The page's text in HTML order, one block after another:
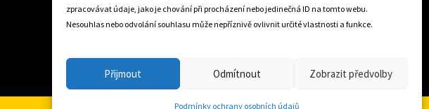
zpracovávat údaje, jako je chování při procházení nebo jedinečná ID na tomto webu.
Nesouhlas nebo odvolání souhlasu může nepříznivě ovlivnit určité vlastnosti a funkce.
Přijmout Odmítnout Zobrazit předvolby
Podmínky ochrany osobních údajů
Slovenský Eshop